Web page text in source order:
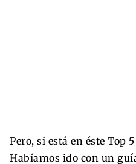
Pero, si está en éste Top
Habíamos ido con un